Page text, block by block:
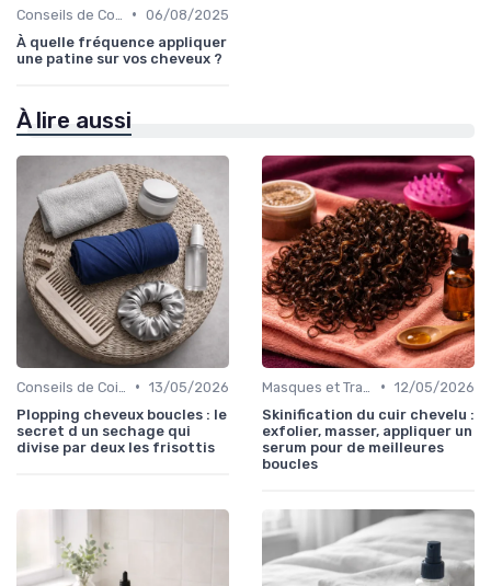
• 06/08/2025
À quelle fréquence appliquer
une patine sur vos cheveux ?
À lire aussi
• 13/05/2026
Plopping cheveux boucles : le
secret d un sechage qui
divise par deux les frisottis
• 12/05/2026
Skinification du cuir chevelu :
exfolier, masser, appliquer un
serum pour de meilleures
boucles